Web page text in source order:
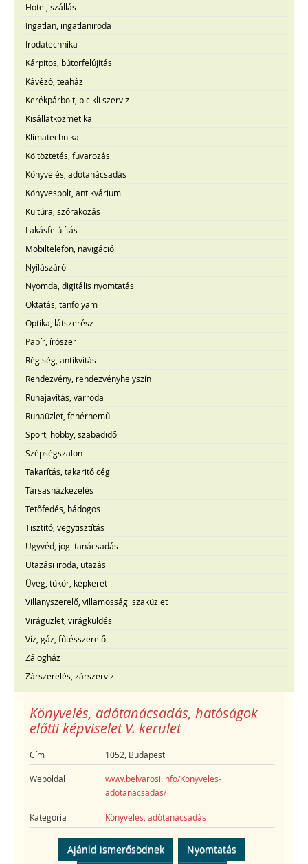
Hotel, szállás
Ingatlan, ingatlaniroda
Irodatechnika
Kárpitos, bútorfelújítás
Kávézó, teaház
Kerékpárbolt, bicikli szerviz
Kisállatkozmetika
Klímatechnika
Költöztetés, fuvarozás
Könyvelés, adótanácsadás
Könyvesbolt, antikvárium
Kultúra, szórakozás
Lakásfelújítás
Mobiltelefon, navigáció
Nyílászáró
Nyomda, digitális nyomtatás
Oktatás, tanfolyam
Optika, látszerész
Papír, írószer
Régiség, antikvitás
Rendezvény, rendezvényhelyszín
Ruhajavítás, varroda
Ruhaüzlet, fehérnemű
Sport, hobby, szabadidő
Szépségszalon
Takarítás, takaritó cég
Társasházkezelés
Tetőfedés, bádogos
Tisztító, vegytisztítás
Ügyvéd, jogi tanácsadás
Utazási iroda, utazás
Üveg, tükör, képkeret
Villanyszerelő, villamossági szaküzlet
Virágüzlet, virágküldés
Víz, gáz, fűtésszerelő
Zálogház
Zárszerelés, zárszerviz
Könyvelés, adótanácsadás, hatóságok
előtti képviselet V. kerület
Cím 1052, Budapest
Weboldal
www.belvarosi.info/Konyveles-
adotanacsadas/
Kategória Könyvelés, adótanácsadás
Ajánld ismerősödnek Nyomtatás